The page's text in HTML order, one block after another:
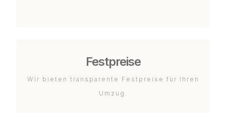
Festpreise
Wir bieten transparente Festpreise für Ihren
Umzug.